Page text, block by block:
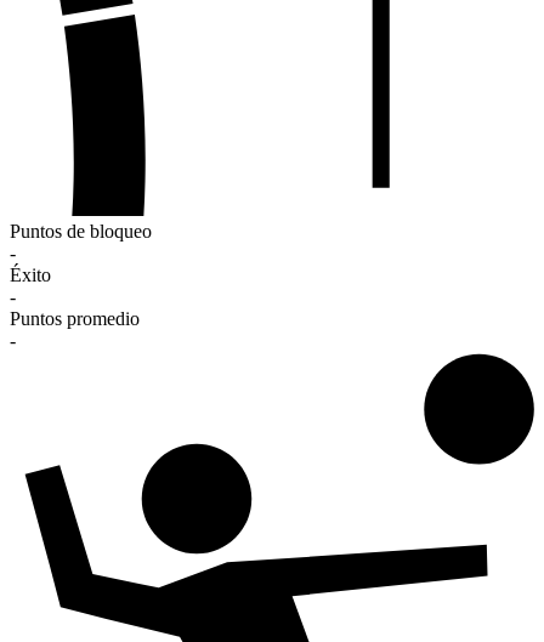
Puntos de bloqueo
-
Éxito
-
Puntos promedio
-